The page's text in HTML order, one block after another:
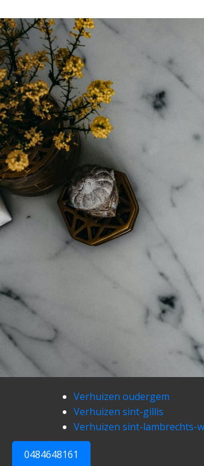
0484648161
Verhuizen oudergem
Verhuizen sint-gillis
Verhuizen sint-lambrechts-